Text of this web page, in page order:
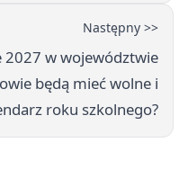
Następny >>
2027 w województwie
będą mieć wolne i
roku szkolnego?